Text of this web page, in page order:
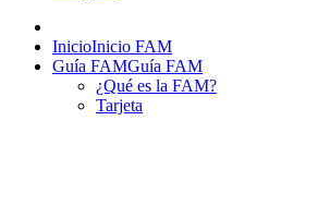
InicioInicio FAM
Guía FAMGuía FAM
¿Qué es la FAM?
Tarjeta